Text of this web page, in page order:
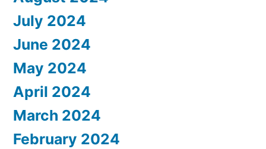
July 2024
June 2024
May 2024
April 2024
March 2024
February 2024